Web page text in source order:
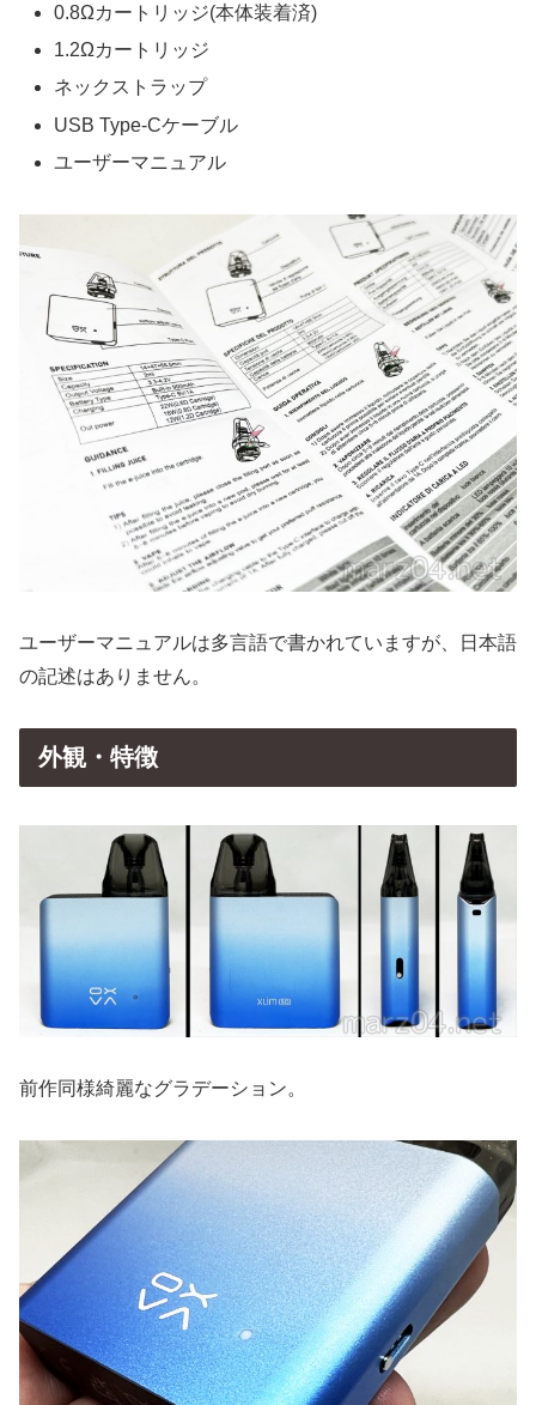
0.8Ωカートリッジ(本体装着済)
1.2Ωカートリッジ
ネックストラップ
USB Type-Cケーブル
ユーザーマニュアル
ユーザーマニュアルは多言語で書かれていますが、日本語
の記述はありません。
外観・特徴
前作同様綺麗なグラデーション。